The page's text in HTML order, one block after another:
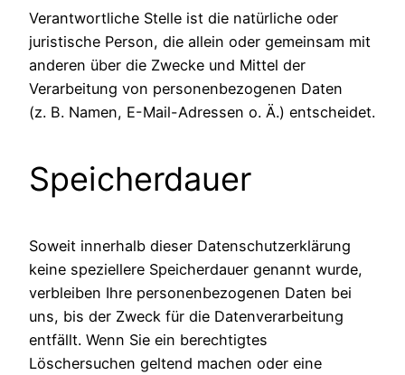
Verantwortliche Stelle ist die natürliche oder
juristische Person, die allein oder gemeinsam mit
anderen über die Zwecke und Mittel der
Verarbeitung von personenbezogenen Daten
(z. B. Namen, E-Mail-Adressen o. Ä.) entscheidet.
Speicherdauer
Soweit innerhalb dieser Datenschutzerklärung
keine speziellere Speicherdauer genannt wurde,
verbleiben Ihre personenbezogenen Daten bei
uns, bis der Zweck für die Datenverarbeitung
entfällt. Wenn Sie ein berechtigtes
Löschersuchen geltend machen oder eine